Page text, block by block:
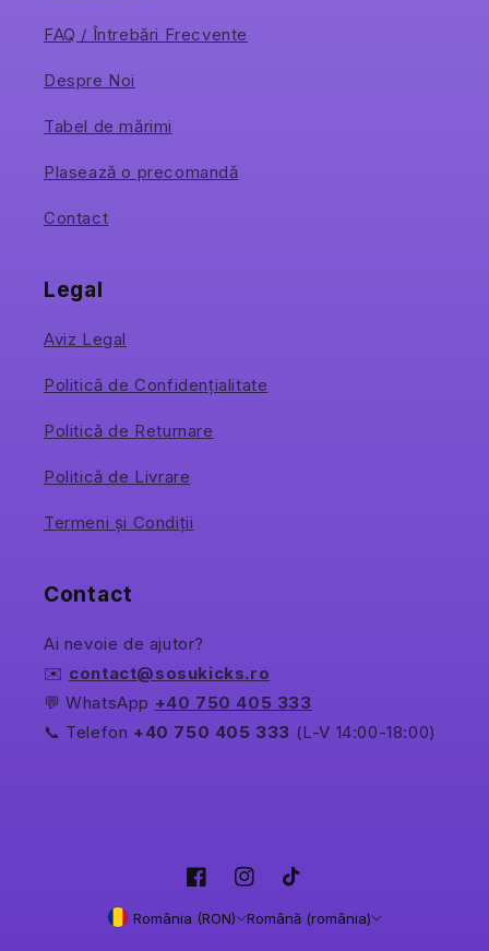
FAQ / Întrebări Frecvente
Despre Noi
Tabel de mărimi
Plasează o precomandă
Contact
Legal
Aviz Legal
Politică de Confidențialitate
Politică de Returnare
Politică de Livrare
Termeni și Condiții
Contact
Ai nevoie de ajutor?
✉️ contact@sosukicks.ro
💬 WhatsApp +40 750 405 333
📞 Telefon +40 750 405 333 (L-V 14:00-18:00)
FacebookInstagramTikTok
România (RON) Română (românia)